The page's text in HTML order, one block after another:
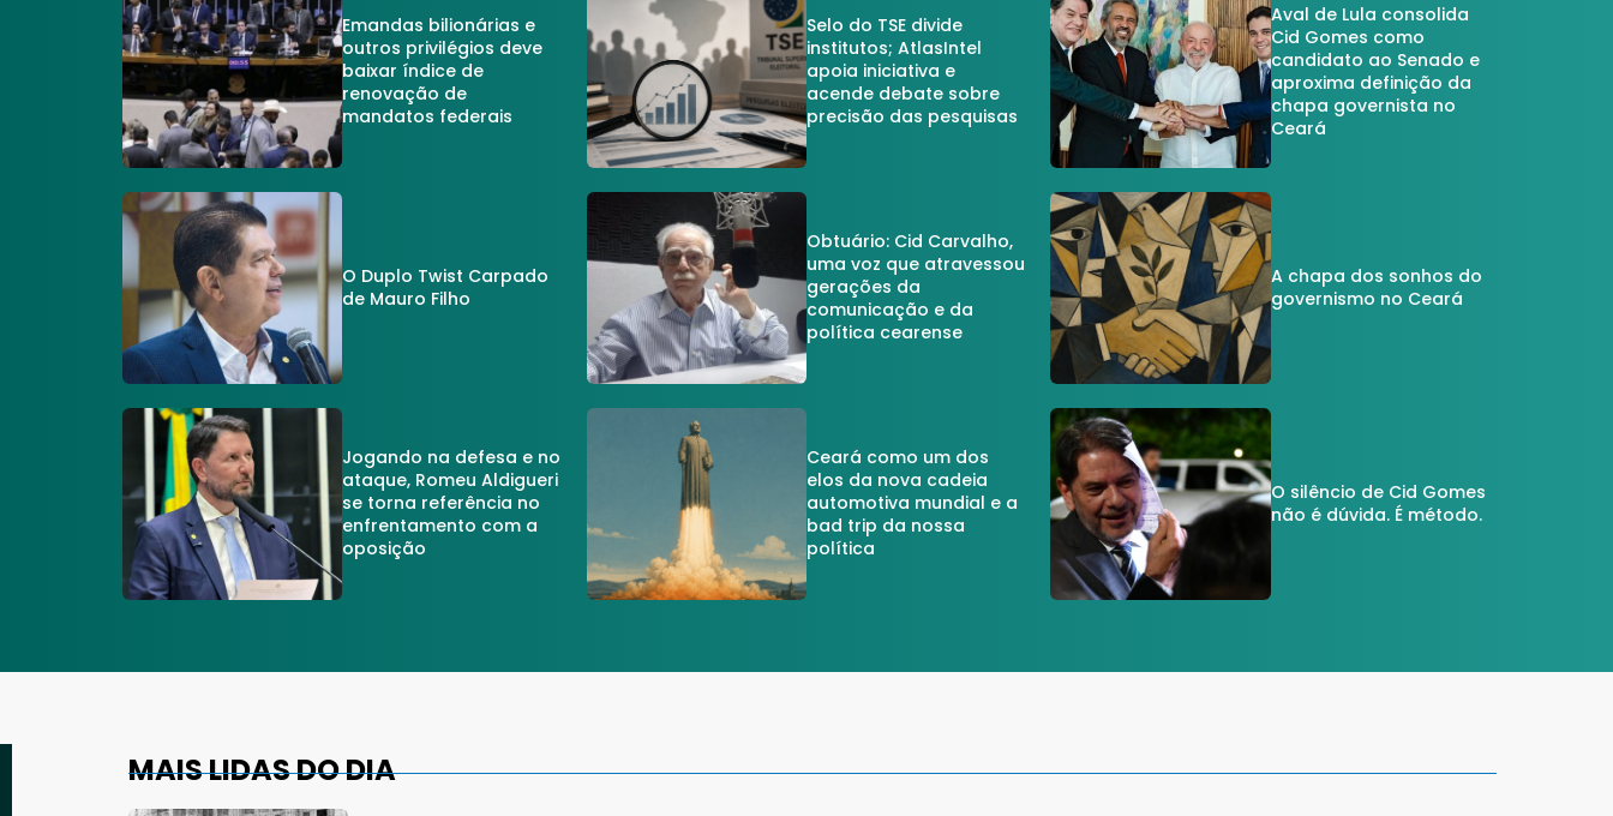
Emandas bilionárias e
outros privilégios deve
baixar índice de
renovação de
mandatos federais
Selo do TSE divide
institutos; AtlasIntel
apoia iniciativa e
acende debate sobre
precisão das pesquisas
Aval de Lula consolida
Cid Gomes como
candidato ao Senado e
aproxima definição da
chapa governista no
Ceará
O Duplo Twist Carpado
de Mauro Filho
Obtuário: Cid Carvalho,
uma voz que atravessou
gerações da
comunicação e da
política cearense
A chapa dos sonhos do
governismo no Ceará
Jogando na defesa e no
ataque, Romeu Aldigueri
se torna referência no
enfrentamento com a
oposição
Ceará como um dos
elos da nova cadeia
automotiva mundial e a
bad trip da nossa
política
O silêncio de Cid Gomes
não é dúvida. É método.
MAIS LIDAS DO DIA